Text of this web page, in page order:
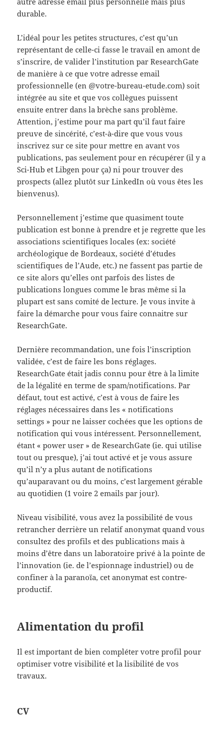
durable.
L’idéal pour les petites structures, c’est qu’un
représentant de celle-ci fasse le travail en amont de
s’inscrire, de valider l’institution par ResearchGate
de manière à ce que votre adresse email
professionnelle (en @votre-bureau-etude.com) soit
intégrée au site et que vos collègues puissent
ensuite entrer dans la brèche sans problème.
Attention, j’estime pour ma part qu’il faut faire
preuve de sincérité, c’est-à-dire que vous vous
inscrivez sur ce site pour mettre en avant vos
publications, pas seulement pour en récupérer (il y a
Sci-Hub et Libgen pour ça) ni pour trouver des
prospects (allez plutôt sur LinkedIn où vous êtes les
bienvenus).
Personnellement j’estime que quasiment toute
publication est bonne à prendre et je regrette que les
associations scientifiques locales (ex: société
archéologique de Bordeaux, société d’études
scientifiques de l’Aude, etc.) ne fassent pas partie de
ce site alors qu’elles ont parfois des listes de
publications longues comme le bras même si la
plupart est sans comité de lecture. Je vous invite à
faire la démarche pour vous faire connaitre sur
ResearchGate.
Dernière recommandation, une fois l’inscription
validée, c’est de faire les bons réglages.
ResearchGate était jadis connu pour être à la limite
de la légalité en terme de spam/notifications. Par
défaut, tout est activé, c’est à vous de faire les
réglages nécessaires dans les « notifications
settings » pour ne laisser cochées que les options de
notification qui vous intéressent. Personnellement,
étant « power user » de ResearchGate (ie. qui utilise
tout ou presque), j’ai tout activé et je vous assure
qu’il n’y a plus autant de notifications
qu’auparavant ou du moins, c’est largement gérable
au quotidien (1 voire 2 emails par jour).
Niveau visibilité, vous avez la possibilité de vous
retrancher derrière un relatif anonymat quand vous
consultez des profils et des publications mais à
moins d’être dans un laboratoire privé à la pointe de
l’innovation (ie. de l’espionnage industriel) ou de
confiner à la paranoïa, cet anonymat est contre-
productif.
Alimentation du profil
Il est important de bien compléter votre profil pour
optimiser votre visibilité et la lisibilité de vos
travaux.
CV